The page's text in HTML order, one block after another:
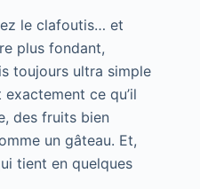
le clafoutis… et
plus fondant,
toujours ultra simple
exactement ce qu’il
des fruits bien
un gâteau. Et,
tient en quelques